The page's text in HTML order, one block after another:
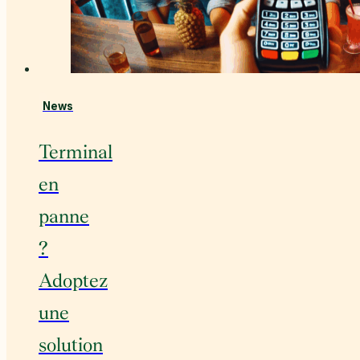
News
Terminal
en
panne
?
Adoptez
une
solution